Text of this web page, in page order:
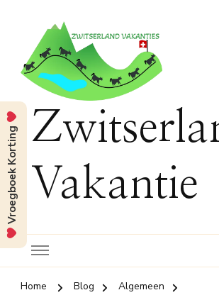
Vakantie
Home Blog
Algemeen
Vroegboek Korting